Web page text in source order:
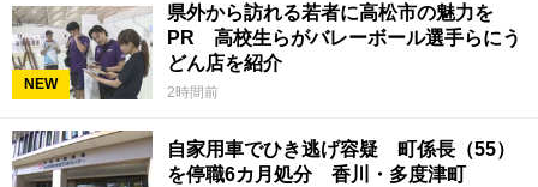
NEW
県外から訪れる若者に高松市の魅力を
PR 高校生らがバレーボール選手らにう
どん店を紹介
2時間前
自家用車でひき逃げ容疑 町係長（55）
を停職6カ月処分 香川・多度津町